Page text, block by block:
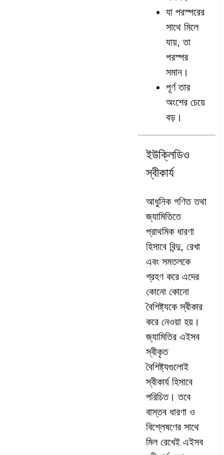
যা পরস্পরের
সাথে মিলে
যায়, তা
পরস্পর
সমান।
পূর্ণ তার
অংশের চেয়ে
বড়।
ইউক্লিডিও
স্বীকার্য
আধুনিক গণিত তথা
জ্যামিতিতে
প্রাথমিক ধারণা
হিসাবে বিন্দু, রেখা
এবং সমতলকে
গ্রহণ করে এদের
কোনো কোনো
বৈশিষ্ট্যকে স্বীকার
করে নেওয়া হয়।
জ্যামিতির এইসব
স্বীকৃত
বৈশিষ্ট্যগুলোই
স্বীকার্য হিসাবে
পরিচিত। তবে
বাস্তব ধারণা ও
বিশ্লেষণের সাথে
মিল রেখেই এইসব